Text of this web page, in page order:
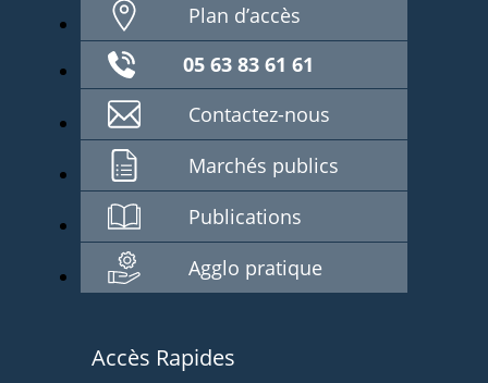
Plan d’accès
05 63 83 61 61
Contactez-nous
Marchés publics
Publications
Agglo pratique
Accès Rapides